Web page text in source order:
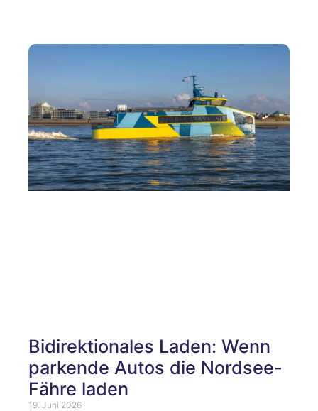
Bidirektionales Laden: Wenn
parkende Autos die Nordsee-
Fähre laden
19. Juni 2026